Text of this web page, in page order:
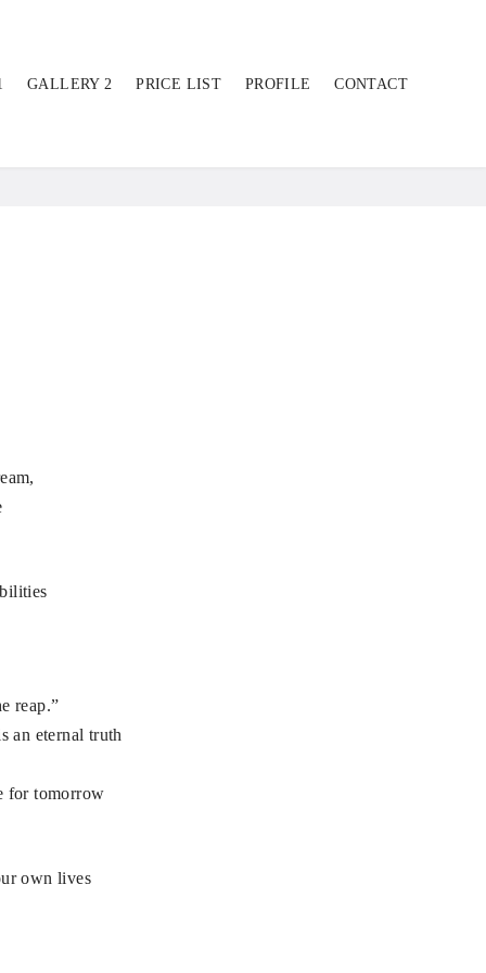
GALLERY 2 PRICE LIST PROFILE CONTACT
reap.”
an eternal truth
for tomorrow
own lives